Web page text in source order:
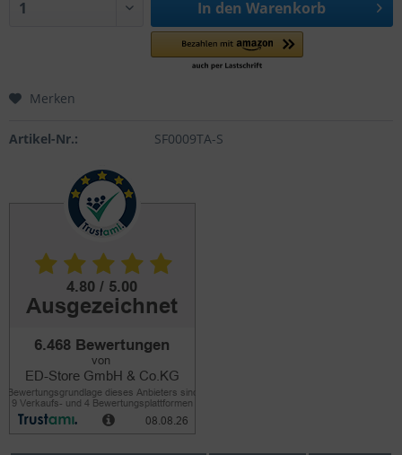
In den Warenkorb
Merken
Artikel-Nr.: SF0009TA-S